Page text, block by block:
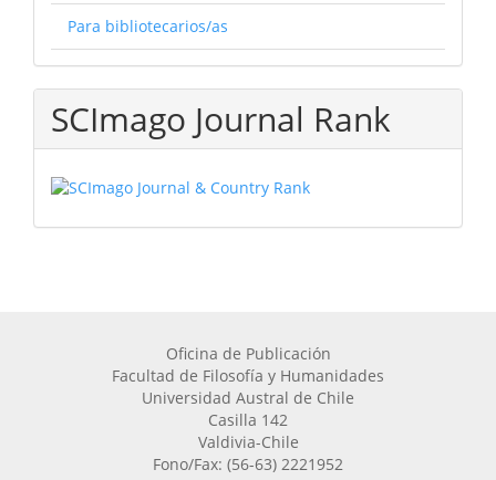
Para bibliotecarios/as
SCImago Journal Rank
Oficina de Publicación
Facultad de Filosofía y Humanidades
Universidad Austral de Chile
Casilla 142
Valdivia-Chile
Fono/Fax: (56-63) 2221952